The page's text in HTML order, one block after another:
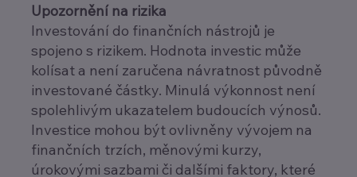
Upozornění na rizika
Investování do finančních nástrojů je
spojeno s rizikem. Hodnota investic může
kolísat a není zaručena návratnost původně
investované částky. Minulá výkonnost není
spolehlivým ukazatelem budoucích výnosů.
Investice mohou být ovlivněny vývojem na
finančních trzích, měnovými kurzy,
úrokovými sazbami či dalšími faktory, které